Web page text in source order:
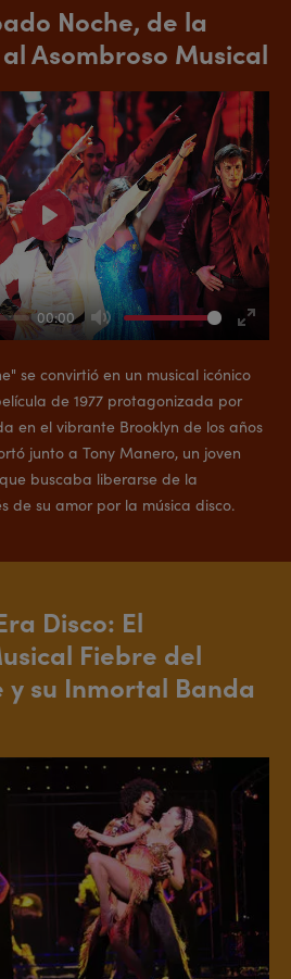
se convirtió en un musical icónico
de 1977 protagonizada por
en el vibrante Brooklyn de los años
junto a Tony Manero, un joven
buscaba liberarse de la
de su amor por la música disco.
Noche, de la
Asombroso Musical
00:00
Mute
Enter
Play
Disco: El
Fiebre del
y su Inmortal Banda